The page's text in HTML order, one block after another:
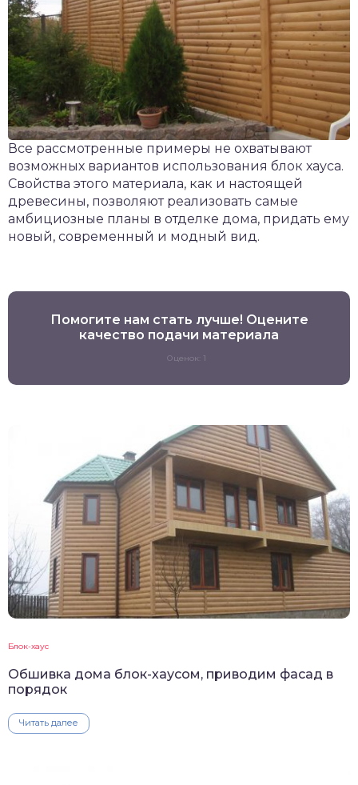
Все рассмотренные примеры не охватывают
возможных вариантов использования блок хауса.
Свойства этого материала, как и настоящей
древесины, позволяют реализовать самые
амбициозные планы в отделке дома, придать ему
новый, современный и модный вид.
Помогите нам стать лучше! Оцените
качество подачи материала
Оценок: 1
Блок-хаус
Обшивка дома блок-хаусом, приводим фасад в
порядок
Читать далее